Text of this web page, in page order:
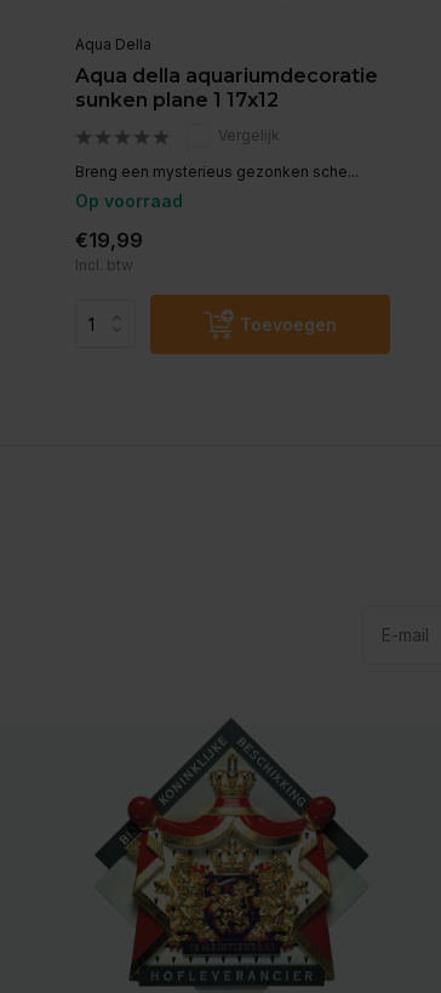
Aqua Della
Aqua della aquariumdecoratie
sunken plane 1 17x12
Vergelijk
Breng een mysterieus gezonken sche...
Op voorraad
€19,99
Incl. btw
Toevoegen